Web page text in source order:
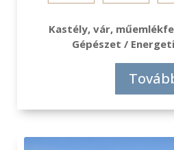
Kastély, vár,
Gépészet /